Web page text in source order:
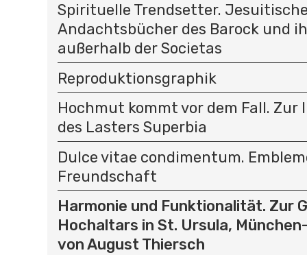
Spirituelle Trendsetter.
Andachtsbücher des Barock und
außerhalb der Societas
Reproduktionsgraphik
Hochmut kommt vor dem Fall. Zur
des Lasters Superbia
Dulce vitae condimentum.
Freundschaft
Harmonie und Funktionalität. Zur
Hochaltars in St. Ursula,
von August Thiersch